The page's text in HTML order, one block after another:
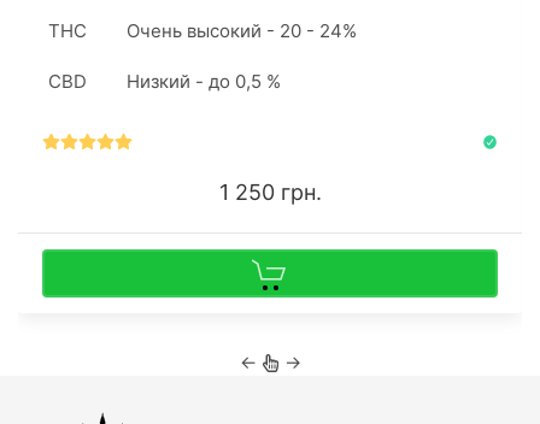
высокое содержание фитоканнабиноидов.
THC Очень высокий - 20 - 24%
CBD Низкий - до 0,5 %
1 250 грн.
← →